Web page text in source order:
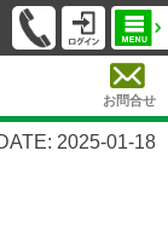
お問合せ
2025-01-18